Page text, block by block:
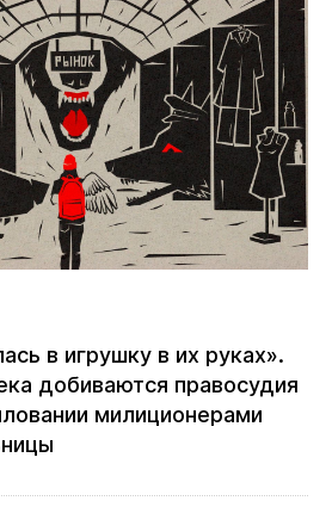
в игрушку в их руках».
добиваются правосудия
милиционерами